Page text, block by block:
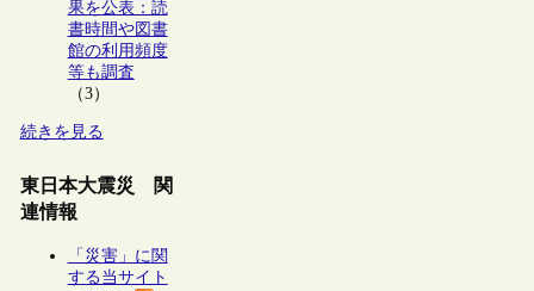
果を公表：読
書時間や図書
館の利用頻度
等も調査
（3）
続きを見る
東日本大震災 関
連情報
「災害」に関
する当サイト